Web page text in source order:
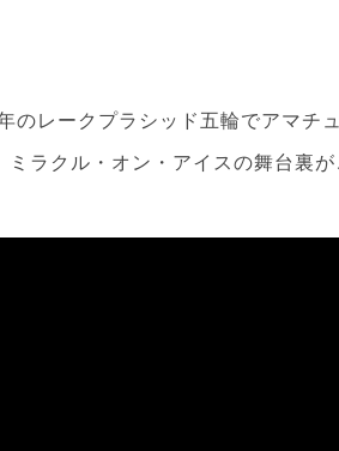
のレークプラシッド五輪でアマチ
ミラクル・オン・アイスの舞台裏